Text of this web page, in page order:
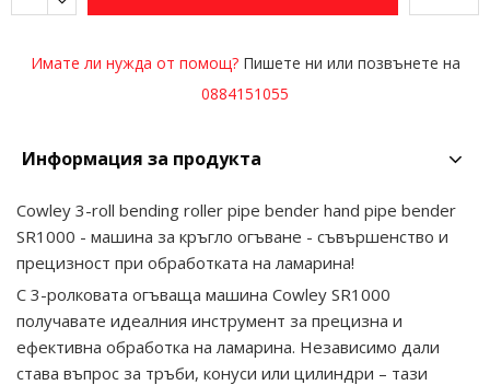
Имате ли нужда от помощ?Пишете ни или позвънете на
0884151055
Информация за продукта
Cowley 3-roll bending roller pipe bender hand pipe bender
SR1000 - машина за кръгло огъване - съвършенство и
прецизност при обработката на ламарина!
С 3-ролковата огъваща машина Cowley SR1000
получавате идеалния инструмент за прецизна и
ефективна обработка на ламарина. Независимо дали
става въпрос за тръби, конуси или цилиндри – тази